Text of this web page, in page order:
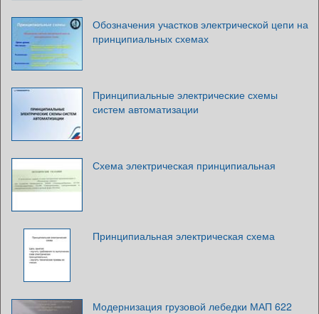
Обозначения участков электрической цепи на
принципиальных схемах
Принципиальные электрические схемы
систем автоматизации
Схема электрическая принципиальная
Принципиальная электрическая схема
Модернизация грузовой лебедки МАП 622